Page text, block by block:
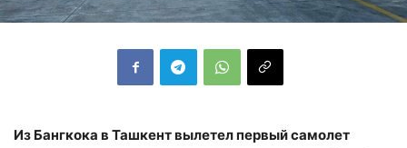
Из Бангкока в Ташкент вылетел первый самолет